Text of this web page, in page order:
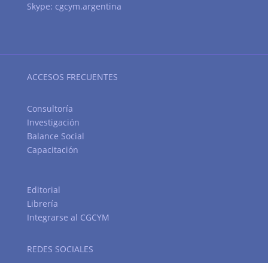
Skype: cgcym.argentina
ACCESOS FRECUENTES
Consultoría
Investigación
Balance Social
Capacitación
Editorial
Librería
Integrarse al CGCYM
REDES SOCIALES